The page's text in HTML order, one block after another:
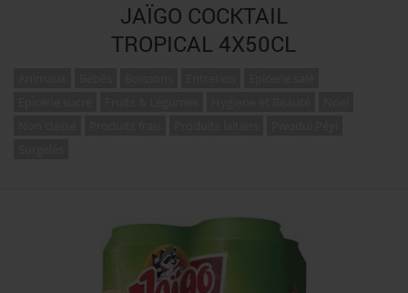
JAÏGO COCKTAIL
TROPICAL 4X50CL